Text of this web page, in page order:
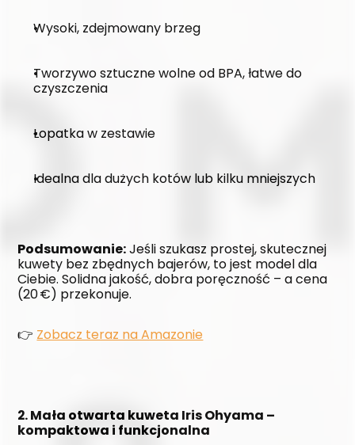
Wysoki, zdejmowany brzeg
Tworzywo sztuczne wolne od BPA, łatwe do
czyszczenia
Łopatka w zestawie
Idealna dla dużych kotów lub kilku mniejszych
Podsumowanie: Jeśli szukasz prostej, skutecznej
kuwety bez zbędnych bajerów, to jest model dla
Ciebie. Solidna jakość, dobra poręczność – a cena
(20 €) przekonuje.
👉 Zobacz teraz na Amazonie
2. Mała otwarta kuweta Iris Ohyama –
kompaktowa i funkcjonalna